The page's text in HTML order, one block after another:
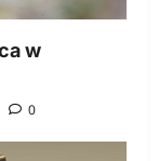
w
0